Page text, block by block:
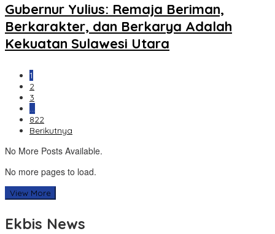
Gubernur Yulius: Remaja Beriman,
Berkarakter, dan Berkarya Adalah
Kekuatan Sulawesi Utara
1
2
3
…
822
Berikutnya
No More Posts Available.
No more pages to load.
View More
Ekbis News